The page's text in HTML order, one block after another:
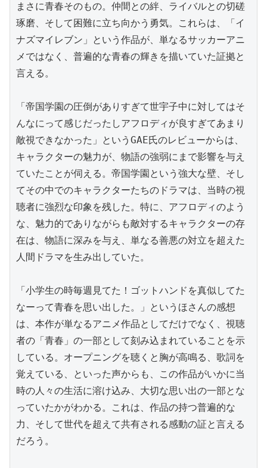
まさに青春そのもの。仲間との絆、ライバルとの切磋
琢磨、そして困難に立ち向かう勇気。これらは、「イ
ナズマイレブン」という作品が、単なるサッカーアニ
メではなく、普遍的な青春の輝きを描いていた証拠と
言える。
「帝国学園の圧倒がありすぎて世宇子中に対してはそ
んなにって感じだったしアフロディが良すぎてあまり
敵視できなかった」というGAE氏のレビューからは、
キャラクターの魅力が、物語の強弱にまで影響を与え
ていたことが伺える。帝国学園という強大な壁、そし
てその中でのキャラクターたちのドラマは、当時の視
聴者に強烈な印象を残した。特に、アフロディのよう
な、魅力的でありながらも敵対するキャラクターの存
在は、物語に深みを与え、単なる善悪の対立を超えた
人間ドラマを生み出していた。
「小学生の時毎週見てた！ゴットハンドを真似してた
なーって青春を思い出した。」というほさんの感想
は、本作が単なるアニメ作品としてだけでなく、視聴
者の「青春」の一部として刻み込まれていることを示
している。オープニングを聴くと胸が高鳴る、歌詞を
覚えている、といった声からも、この作品がいかに当
時の人々の生活に溶け込み、大切な思い出の一部とな
っていたかがわかる。これは、作品の持つ普遍的な
力、そして世代を超えて共有される感動の証と言える
だろう。